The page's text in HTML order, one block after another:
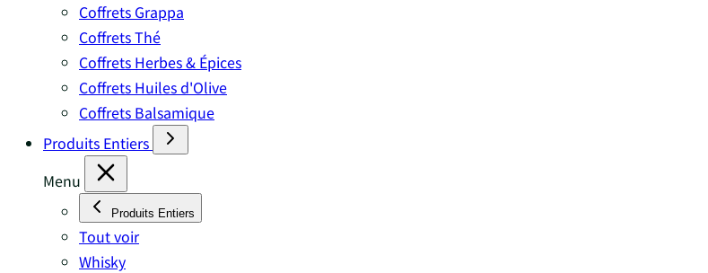
Coffrets Grappa
Coffrets Thé
Coffrets Herbes & Épices
Coffrets Huiles d'Olive
Coffrets Balsamique
Produits Entiers
Menu
Produits Entiers
Tout voir
Whisky